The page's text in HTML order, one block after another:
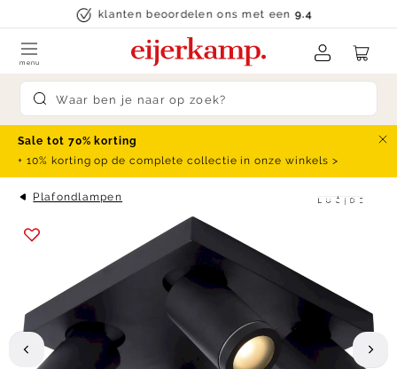
Skip to contentklanten beoordelen ons met een9.4
Submit search
menu
Sale tot 70% korting
+ 10% korting op de complete collectie in onze winkels >
Plafondlampen